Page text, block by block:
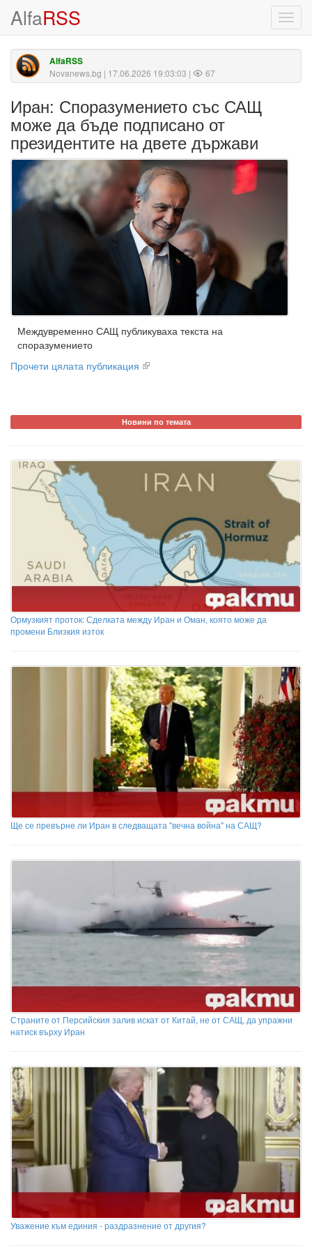
AlfaRSS
AlfaRSS
Novanews.bg | 17.06.2026 19:03:03 | 67
Иран: Споразумението със САЩ
може да бъде подписано от
президентите на двете държави
Междувременно САЩ публикуваха текста на
споразумението
Прочети цялата публикация
Новини по темата
Ормузкият проток: Сделката между Иран и Оман, която може да
промени Близкия изток
Ще се превърне ли Иран в следващата "вечна война" на САЩ?
Страните от Персийския залив искат от Китай, не от САЩ, да упражни
натиск върху Иран
Уважение към единия - раздразнение от другия?